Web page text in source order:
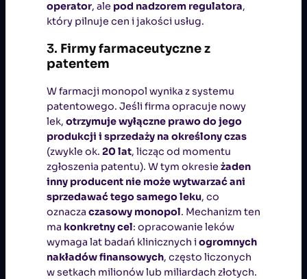
operator, ale pod nadzorem regulatora,
który pilnuje cen i jakości usług.
3. Firmy farmaceutyczne z
patentem
W farmacji monopol wynika z systemu
patentowego. Jeśli firma opracuje nowy
lek, otrzymuje wyłączne prawo do jego
produkcji i sprzedaży na określony czas
(zwykle ok. 20 lat, licząc od momentu
zgłoszenia patentu). W tym okresie żaden
inny producent nie może wytwarzać ani
sprzedawać tego samego leku, co
oznacza czasowy monopol. Mechanizm ten
ma konkretny cel: opracowanie leków
wymaga lat badań klinicznych i ogromnych
nakładów finansowych, często liczonych
w setkach milionów lub miliardach złotych.